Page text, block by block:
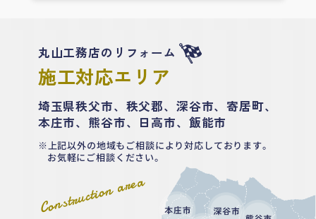
Construction area
丸山工務店のリフォーム
施工対応エリア
埼玉県秩父市、秩父郡、深谷市、寄居町、
本庄市、熊谷市、日高市、飯能市
上記以外の地域もご相談により対応しております。
お気軽にご相談ください。